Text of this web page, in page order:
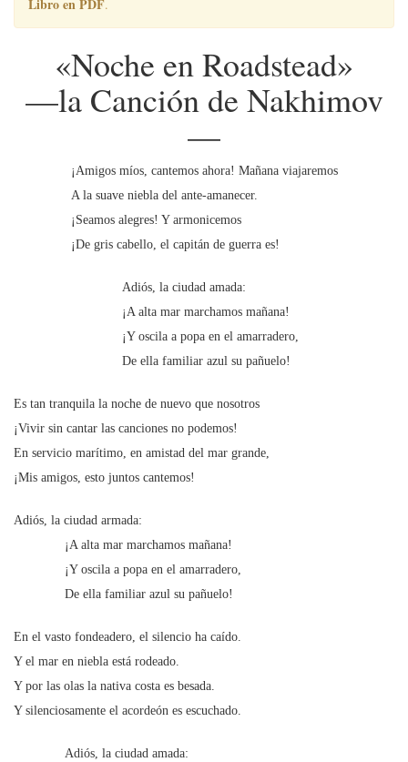
Libro en PDF.
«Noche en Roadstead»
—la Canción de Nakhimov
—
¡Amigos míos, cantemos ahora! Mañana viajaremos
A la suave niebla del ante-amanecer.
¡Seamos alegres! Y armonicemos
¡De gris cabello, el capitán de guerra es!
Adiós, la ciudad amada:
¡A alta mar marchamos mañana!
¡Y oscila a popa en el amarradero,
De ella familiar azul su pañuelo!
Es tan tranquila la noche de nuevo que nosotros
¡Vivir sin cantar las canciones no podemos!
En servicio marítimo, en amistad del mar grande,
¡Mis amigos, esto juntos cantemos!
Adiós, la ciudad armada:
¡A alta mar marchamos mañana!
¡Y oscila a popa en el amarradero,
De ella familiar azul su pañuelo!
En el vasto fondeadero, el silencio ha caído.
Y el mar en niebla está rodeado.
Y por las olas la nativa costa es besada.
Y silenciosamente el acordeón es escuchado.
Adiós, la ciudad amada: